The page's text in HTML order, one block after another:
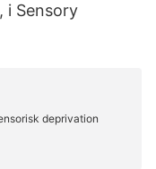
i Sensory